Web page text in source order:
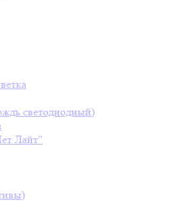
светодиодный)
Лайт"